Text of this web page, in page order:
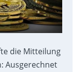
die Mitteilung
Ausgerechnet